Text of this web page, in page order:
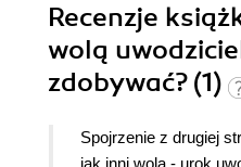
Recenzje
wolą
zdobywać? (1)
Spojrzenie z drugiej